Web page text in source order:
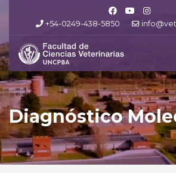
+54-0249-438-5850
Diagnóstico